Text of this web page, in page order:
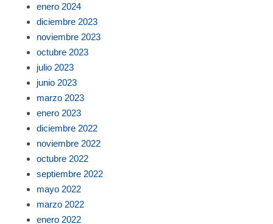
enero 2024
diciembre 2023
noviembre 2023
octubre 2023
julio 2023
junio 2023
marzo 2023
enero 2023
diciembre 2022
noviembre 2022
octubre 2022
septiembre 2022
mayo 2022
marzo 2022
enero 2022